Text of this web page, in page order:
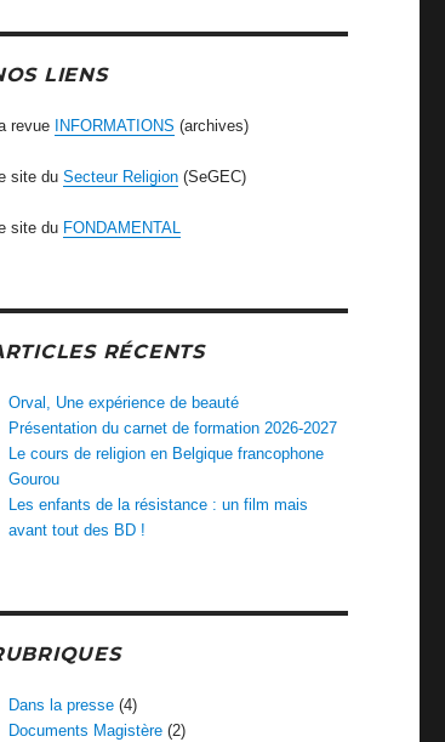
LIENS
revue INFORMATIONS (archives)
site du Secteur Religion(SeGEC)
site du FONDAMENTAL
RÉCENTS
Orval, Une expérience de beauté
Présentation du carnet de formation 2026-2027
Le cours de religion en Belgique francophone
Gourou
Les enfants de la résistance : un film mais
avant tout des BD !
Dans la presse (4)
Documents Magistère (2)